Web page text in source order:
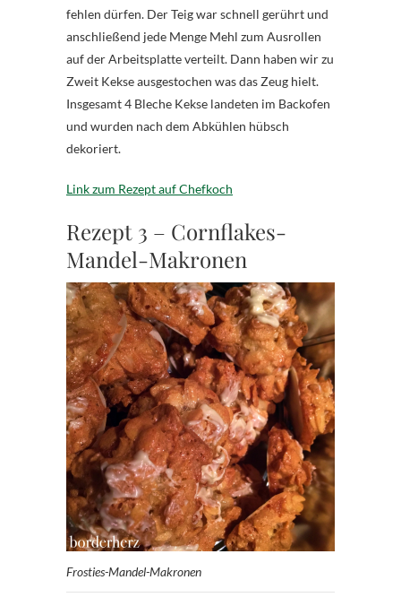
fehlen dürfen. Der Teig war schnell gerührt und
anschließend jede Menge Mehl zum Ausrollen
auf der Arbeitsplatte verteilt. Dann haben wir zu
Zweit Kekse ausgestochen was das Zeug hielt.
Insgesamt 4 Bleche Kekse landeten im Backofen
und wurden nach dem Abkühlen hübsch
dekoriert.
Link zum Rezept auf Chefkoch
Rezept 3 – Cornflakes-
Mandel-Makronen
Frosties-Mandel-Makronen